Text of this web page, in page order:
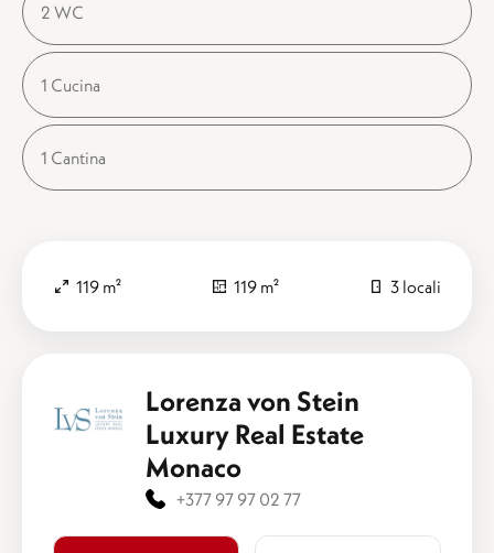
2 WC
1 Cucina
1 Cantina
119 m² 119 m² 3 locali
Lorenza von Stein
Luxury Real Estate
Monaco
+377 97 97 02 77